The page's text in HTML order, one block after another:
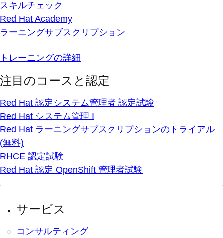
スキルチェック
Red Hat Academy
ラーニングサブスクリプション
トレーニングの詳細
注目のコースと認定
Red Hat 認定システム管理者 認定試験
Red Hat システム管理 I
Red Hat ラーニングサブスクリプションのトライアル
(無料)
RHCE 認定試験
Red Hat 認定 OpenShift 管理者試験
サービス
コンサルティング